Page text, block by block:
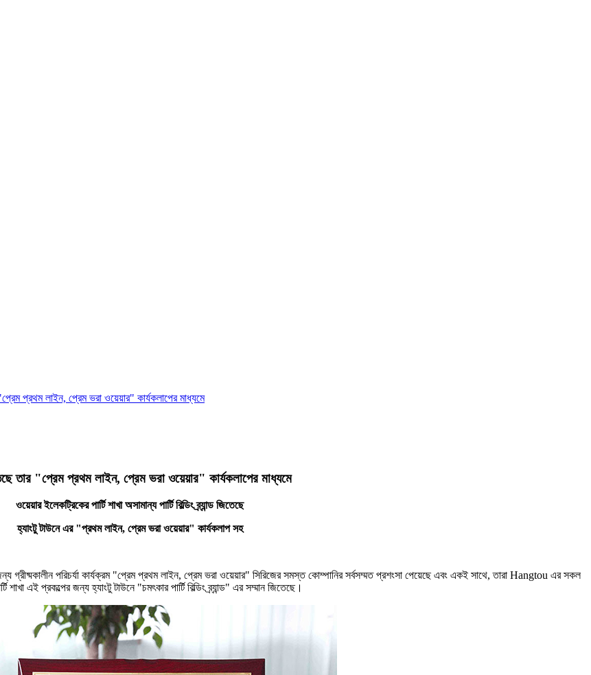
"প্রেম প্রথম লাইন, প্রেম ভরা ওয়েয়ার" কার্যকলাপের মাধ্যমে
তার "প্রেম প্রথম লাইন, প্রেম ভরা ওয়েয়ার" কার্যকলাপের মাধ্যমে
ওয়েয়ার ইলেকট্রিকের পার্টি শাখা অসামান্য পার্টি বিল্ডিং ব্র্যান্ড জিতেছে
হ্যাংটু টাউনে এর "প্রথম লাইন, প্রেম ভরা ওয়েয়ার" কার্যকলাপ সহ
গ্রীষ্মকালীন পরিচর্যা কার্যক্রম "প্রেম প্রথম লাইন, প্রেম ভরা ওয়েয়ার" সিরিজের সমস্ত কোম্পানির সর্বসম্মত প্রশংসা পেয়েছে এবং একই সাথে, তারা Hangtou এর সকল
প্রকল্পের জন্য হ্যাংটু টাউনে "চমৎকার পার্টি বিল্ডিং ব্র্যান্ড" এর সম্মান জিতেছে।